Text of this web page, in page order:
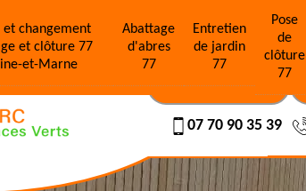
et changement
et clôture 77
et-Marne
Abattage
d'abres
77
Entretien
de jardin
77
Pose
de
clôture
77
NOS RÉALISATIONS
07 70 90 35 39